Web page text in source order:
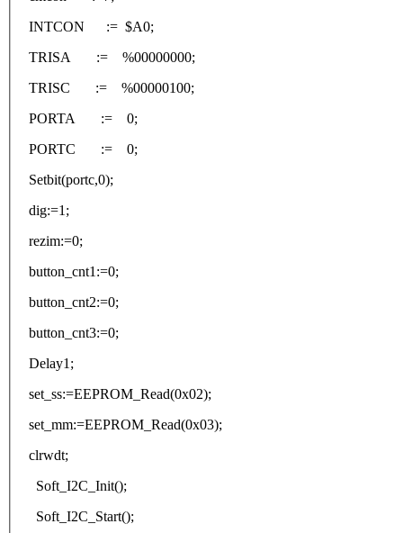
INTCON := $A0;
TRISA := %00000000;
TRISC := %00000100;
PORTA := 0;
PORTC := 0;
Setbit(portc,0);
dig:=1;
rezim:=0;
button_cnt1:=0;
button_cnt2:=0;
button_cnt3:=0;
Delay1;
set_ss:=EEPROM_Read(0x02);
set_mm:=EEPROM_Read(0x03);
clrwdt;
Soft_I2C_Init();
Soft_I2C_Start();